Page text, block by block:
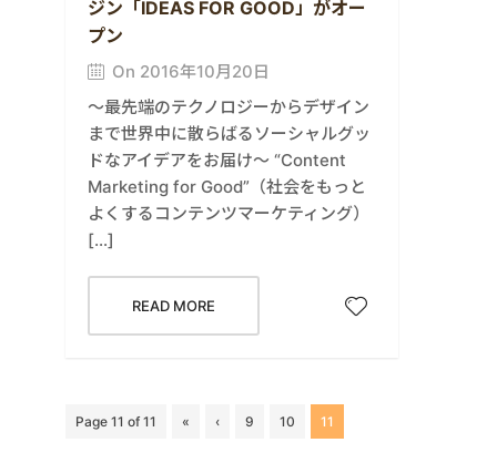
ジン「IDEAS FOR GOOD」がオー
プン
On 2016年10月20日
～最先端のテクノロジーからデザイン
まで世界中に散らばるソーシャルグッ
ドなアイデアをお届け～ “Content
Marketing for Good”（社会をもっと
よくするコンテンツマーケティング）
[…]
READ MORE
Page 11 of 11 « ‹ 9 10 11